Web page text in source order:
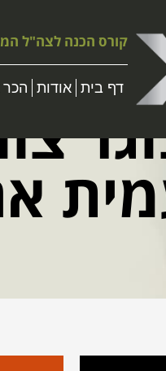
קורס הכנה לצה"ל
דף בית אודות הכר